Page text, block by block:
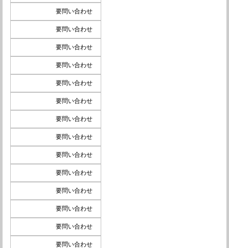
要問い合わせ
要問い合わせ
要問い合わせ
要問い合わせ
要問い合わせ
要問い合わせ
要問い合わせ
要問い合わせ
要問い合わせ
要問い合わせ
要問い合わせ
要問い合わせ
要問い合わせ
要問い合わせ